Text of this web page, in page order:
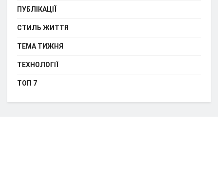
ПУБЛІКАЦІЇ
СТИЛЬ ЖИТТЯ
ТЕМА ТИЖНЯ
ТЕХНОЛОГІЇ
ТОП 7